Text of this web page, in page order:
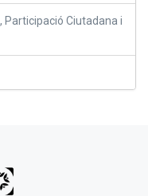
Participació Ciutadana i